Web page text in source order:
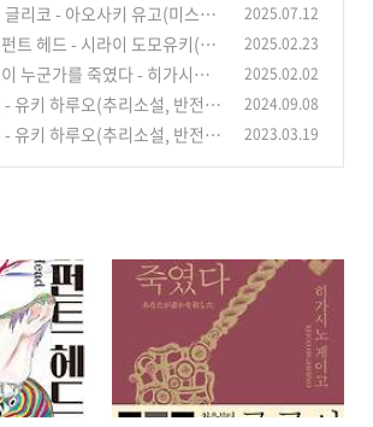
리코 - 아오사키 유고(미스터
소설) (2)
2025.07.12
트 헤드 - 시라이 도모유키(미
)
(0)
2025.02.23
누군가를 죽였다 - 히가시노
추리소설) (0)
2025.02.02
유키 하루오(추리소설, 반전소
2024.09.08
유키 하루오(추리소설, 반전소
2023.03.19